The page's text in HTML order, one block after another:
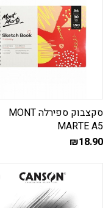
סקצבוק ספירלה MONT
MARTE A5
₪18.90